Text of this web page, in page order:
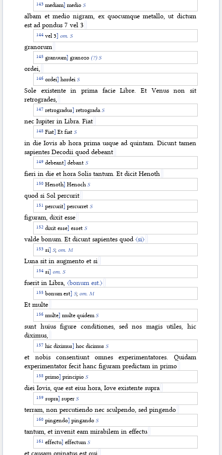
mediam] medio S
albam et medio nigram, ex quocumque metallo, ut dictum
est ad pondus 7 vel 3
vel 3] om. S
granorum
granuum] granozo (?) S
ordei,
ordei] hordei S
Sole existente in prima facie Libre. Et Venus non sit
retrogrades,
retrogradus] retrogradaS
nec Iupiter in Libra. Fiat
Fiat] Et fiat S
in die Iovis ab hora prima usque ad quintam. Dicunt tamen
sapientes Decodii quod debeant
debeant] debant S
fieri in die et hora Solis tantum. Et dicit Henoth
Henoth] HenochS
quod si Sol percurit
percurit] percurret S
figuram, dixit esse
dixit esse] esset S
valde bonum. Et dicunt sapientes quod〈si〉
si] S; om. M
Luna sit in augmento et si
si] om. S
fuerit in Libra,〈bonum est.〉
bonum est] S; om. M
Et multe
multe] multe quidemS
sunt huius figure conditiones, sed nos magis utiles, hic
diximus,
hic diximus] hoc dicimus S
et nobis consentiunt omnes experimentatores. Quidam
experimentator fecit hanc figuram predictam in primo
primo] principio S
diei Iovis, que est eius hora, Iove existente supra
supra] superS
terram, non percutiendo nec sculpendo, sed pingendo
pingendo] pingando S
tantum, et invenit eam mirabilem in effectu
effectu] effectumS
et causam opinatus est qui